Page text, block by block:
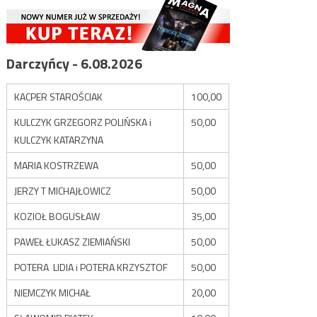
Darczyńcy - 6.08.2026
KACPER STAROŚCIAK
100,00
KULCZYK GRZEGORZ POLIŃSKA i
KULCZYK KATARZYNA
50,00
MARIA KOSTRZEWA
50,00
JERZY T MICHAJŁOWICZ
50,00
KOZIOŁ BOGUSŁAW
35,00
PAWEŁ ŁUKASZ ZIEMIAŃSKI
50,00
POTERA LIDIA i POTERA KRZYSZTOF
50,00
NIEMCZYK MICHAŁ
20,00